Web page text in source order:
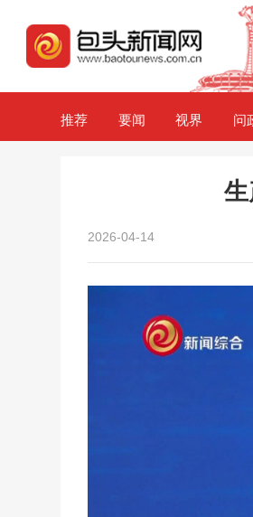
推荐 要闻 视界 问
2026-04-14